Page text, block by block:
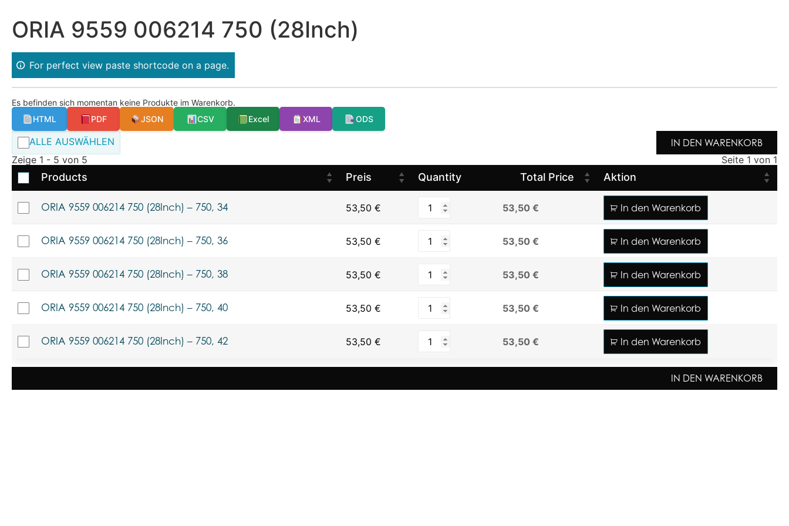
ORIA 9559 006214 750 (28Inch)
For perfect view paste shortcode on a page.
Es befinden sich momentan keine Produkte im Warenkorb.
HTML
PDF JSON CSV Excel XML ODS
ALLE AUSWÄHLEN
IN DEN WARENKORB
Zeige 1 - 5 von 5
Seite 1 von 1
Products Preis Quantity Total Price Aktion
ORIA 9559 006214 750 (28Inch) – 750, 34 53,50 € 53,50 € In den Warenkorb
ORIA 9559 006214 750 (28Inch) – 750, 36 53,50 € 53,50 € In den Warenkorb
ORIA 9559 006214 750 (28Inch) – 750, 38 53,50 € 53,50 € In den Warenkorb
ORIA 9559 006214 750 (28Inch) – 750, 40 53,50 € 53,50 € In den Warenkorb
ORIA 9559 006214 750 (28Inch) – 750, 42 53,50 € 53,50 € In den Warenkorb
IN DEN WARENKORB